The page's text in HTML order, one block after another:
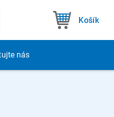
Košík
ujte nás